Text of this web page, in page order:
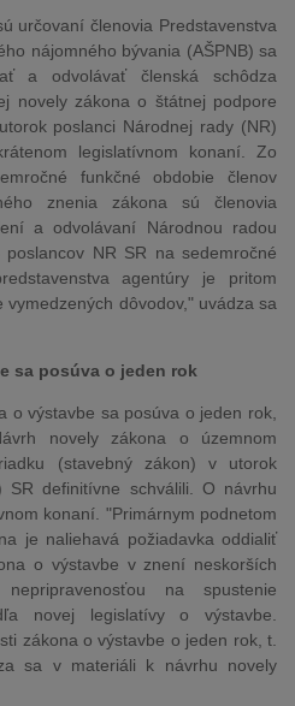
určovaní členovia Predstavenstva
nájomného bývania (AŠPNB) sa
a odvolávať členská schôdza
novely zákona o štátnej podpore
poslanci Národnej rady (NR)
legislatívnom konaní. Zo
funkčné obdobie členov
znenia zákona sú členovia
a odvolávaní Národnou radou
NR SR na sedemročné
agentúry je pritom
dôvodov," uvádza sa
sa posúva o jeden rok
o výstavbe sa posúva o jeden rok,
novely zákona o územnom
(stavebný zákon) v utorok
SR definitívne schválili. O návrhu
konaní. "Primárnym podnetom
je naliehavá požiadavka oddialiť
o výstavbe v znení neskorších
na spustenie
novej legislatívy o výstavbe.
zákona o výstavbe o jeden rok, t.
sa v materiáli k návrhu novely